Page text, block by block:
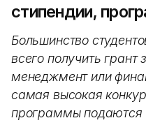
стипендии,
Большинство
всего получить
менеджмент или
самая высокая
программы подаются